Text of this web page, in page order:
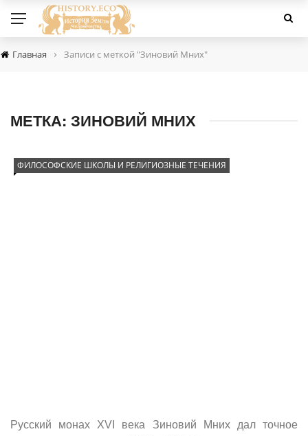
Главная › Записи с меткой "Зиновий Мних"
МЕТКА: ЗИНОВИЙ МНИХ
ФИЛОСОФСКИЕ ШКОЛЫ И РЕЛИГИОЗНЫЕ ТЕЧЕНИЯ
Русский монах XVI века Зиновий Мних дал точное